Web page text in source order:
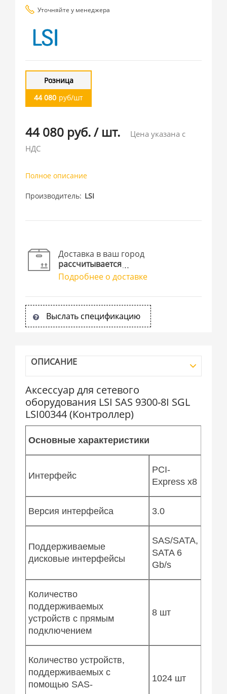
Уточняйте у менеджера
Розница
44 080 руб/шт
44 080 руб./ шт.
Цена указана с
НДС
Полное описание
Производитель LSI
Доставка в ваш город
рассчитывается
Подробнее о доставке
Выслать спецификацию
ОПИСАНИЕ
Аксессуар для сетевого
оборудования LSI SAS 9300-8I SGL
LSI00344 (Контроллер)
Основные характеристики
Интерфейс
PCI-
Express x8
Версия интерфейса 3.0
Поддерживаемые
дисковые интерфейсы
SAS/SATA,
SATA 6
Gb/s
Количество
поддерживаемых
устройств с прямым
подключением
8 шт
Количество устройств,
поддерживаемых с
помощью SAS-
1024 шт